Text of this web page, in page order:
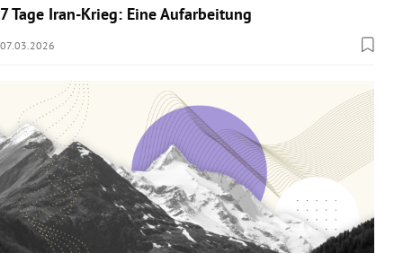
7 Tage Iran-Krieg: Eine Aufarbeitung
07.03.2026